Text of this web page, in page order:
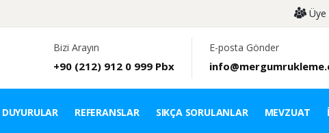
Üye
Bizi Arayın
+90 (212) 912 0 999 Pbx
E-posta Gönder
DUYURULAR REFERANSLAR SIKÇA SORULANLAR MEVZUAT